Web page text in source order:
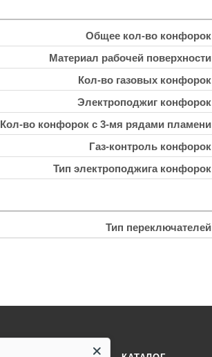
Общее кол-во конфорок
Материал рабочей поверхности
Кол-во газовых конфорок
Электроподжиг конфорок
Кол-во конфорок с 3-мя рядами пламени
Газ-контроль конфорок
Тип электроподжига конфорок
Тип переключателей